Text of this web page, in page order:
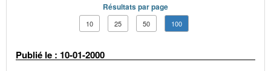
Résultats par page
10 25 50 100
Publié le : 10-01-2000